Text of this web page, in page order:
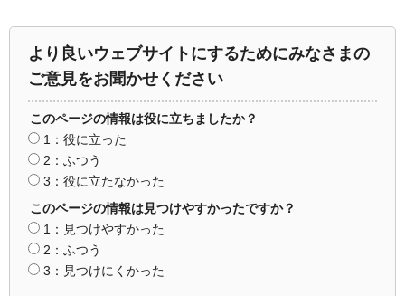
より良いウェブサイトにするためにみなさまの
ご意見をお聞かせください
このページの情報は役に立ちましたか？
1：役に立った
2：ふつう
3：役に立たなかった
このページの情報は見つけやすかったですか？
1：見つけやすかった
2：ふつう
3：見つけにくかった